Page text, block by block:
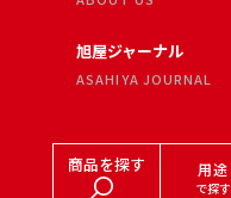
旭屋ジャーナル
ASAHIYA JOURNAL
商品を探す 用途
で探す